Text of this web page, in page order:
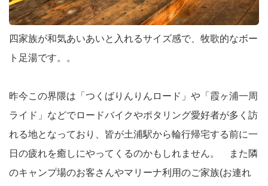
四家族が和気あいあいと入れるサイズ感で、牧歌的なボー
ト足湯です。。
昨今この界隈は「つくばりんりんロード」や「霞ヶ浦一周
ライド」などでロードバイクやポタリング愛好者が多く訪
れる地となっており、皆が土浦駅から輪行帰宅する前に一
日の疲れを癒しにやってくるのかもしれません。 また隣
のキャンプ場のお客さんやマリーナ利用のご家族(お連れ